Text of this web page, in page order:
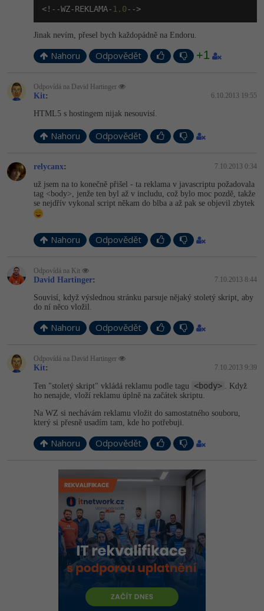
<!--WZ-REKLAMA- 1.0-->
Jinak nevím, přesel bych každopádně na Endoru.
Nahoru Odpovědět +1
Odpovídá na David Hartinger
Kit: 6.10.2013 19:55
HTML5 s hostingem nijak nesouvisí.
Nahoru Odpovědět
relycanx: 7.10.2013 0:34
už jsem na to konečně přišel - ta reklama v javascriptu požadovala
tag <body>, jenže ten byl až v includu, což bylo moc pozdě, takže
se nejdřív vykonal script někam do blba a až pak se objevil zbytek
Nahoru Odpovědět
Odpovídá na Kit
David Hartinger: 7.10.2013 8:44
Souvisí, když výslednou stránku parsuje nějaký stoletý skript, aby
do ní něco vložil.
Nahoru Odpovědět
Odpovídá na David Hartinger
Kit: 7.10.2013 9:39
Ten "stoletý skript" vkládá reklamu podle tagu <body>
. Když
ho nenajde, vloží reklamu úplně na začátek skriptu.
Na WZ si nechávám reklamu vložit do samostatného souboru,
který si přesně usadím tam, kde ho potřebuji.
Nahoru Odpovědět